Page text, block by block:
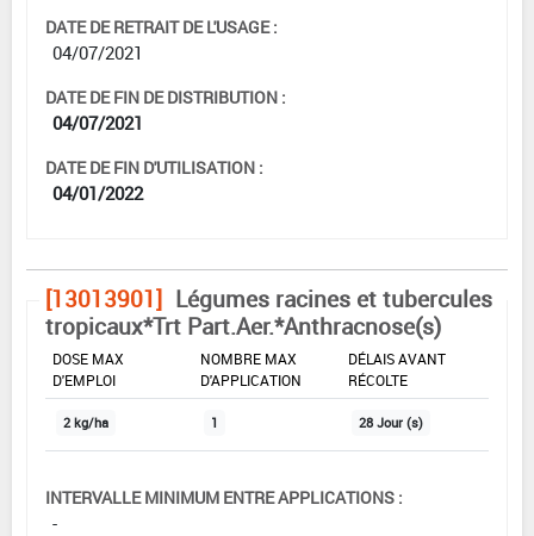
DATE DE RETRAIT DE L'USAGE :
04/07/2021
DATE DE FIN DE DISTRIBUTION :
04/07/2021
DATE DE FIN D'UTILISATION :
04/01/2022
[13013901] Légumes racines et tubercules
tropicaux*Trt Part.Aer.*Anthracnose(s)
DOSE MAX
D'EMPLOI
NOMBRE MAX
D'APPLICATION
DÉLAIS AVANT
RÉCOLTE
2 kg/ha 1 28 Jour (s)
INTERVALLE MINIMUM ENTRE APPLICATIONS :
-